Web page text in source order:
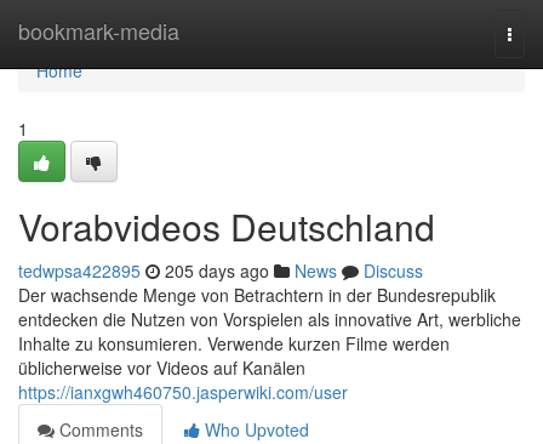
bookmark-media
Home
Home
1
Vorabvideos Deutschland
tedwpsa422895 205 days ago News
Discuss
Der wachsende Menge von Betrachtern in der Bundesrepublik
entdecken die Nutzen von Vorspielen als innovative Art, werbliche
Inhalte zu konsumieren. Verwende kurzen Filme werden
üblicherweise vor Videos auf Kanälen
https://ianxgwh460750.jasperwiki.com/user
Comments
Who Upvoted